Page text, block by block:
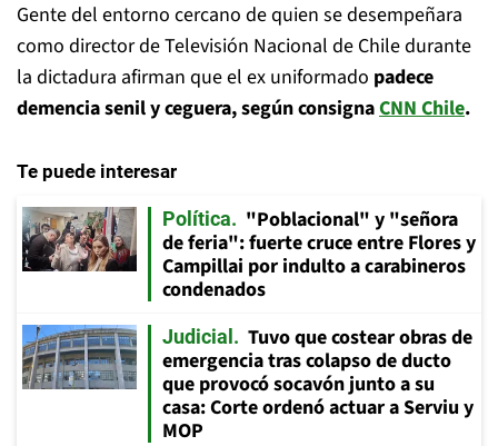
Gente del entorno cercano de quien se desempeñara
como director de Televisión Nacional de Chile durante
la dictadura afirman que el ex uniformado padece
demencia senil y ceguera, según consignaCNN Chile.
Te puede interesar
Política
"Poblacional" y "señora
de feria": fuerte cruce entre Flores y
Campillai por indulto a carabineros
condenados
Judicial
Tuvo que costear obras de
emergencia tras colapso de ducto
que provocó socavón junto a su
casa: Corte ordenó actuar a Serviu y
MOP